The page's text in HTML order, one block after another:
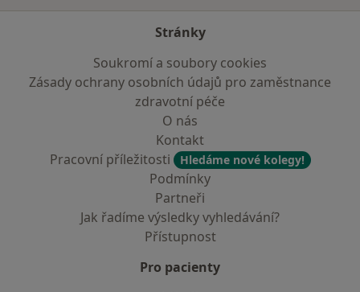
Stránky
Soukromí a soubory cookies
Zásady ochrany osobních údajů pro zaměstnance
zdravotní péče
O nás
Kontakt
Pracovní příležitosti
Hledáme nové kolegy!
Podmínky
Partneři
Jak řadíme výsledky vyhledávání?
Přístupnost
Pro pacienty